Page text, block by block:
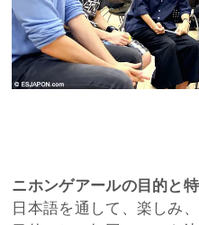
ニホンゲアールの目的と
日本語を通して、楽しみ